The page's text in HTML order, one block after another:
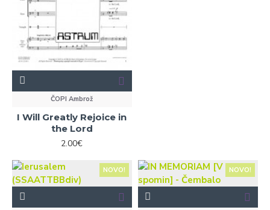
ČOPI Ambrož
I Will Greatly Rejoice in
the Lord
2.00€
NOVO! NOVO!